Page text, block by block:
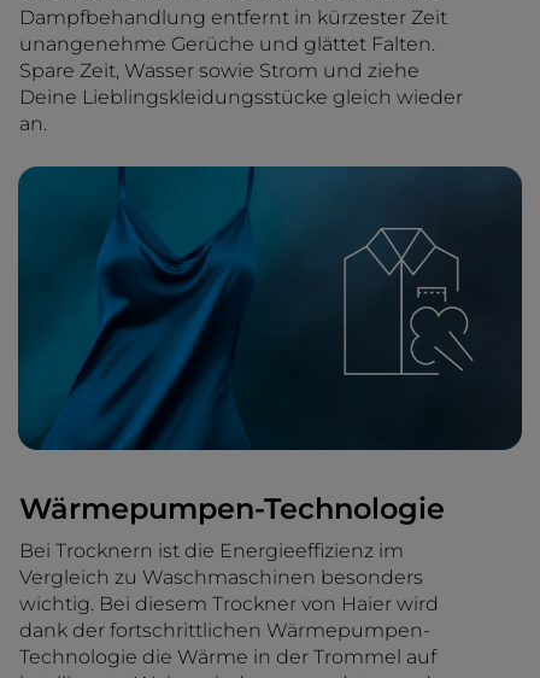
Dampfbehandlung entfernt in kürzester Zeit
unangenehme Gerüche und glättet Falten.
Spare Zeit, Wasser sowie Strom und ziehe
Deine Lieblingskleidungsstücke gleich wieder
an.
Wärmepumpen-Technologie
Bei Trocknern ist die Energieeffizienz im
Vergleich zu Waschmaschinen besonders
wichtig. Bei diesem Trockner von Haier wird
dank der fortschrittlichen Wärmepumpen-
Technologie die Wärme in der Trommel auf